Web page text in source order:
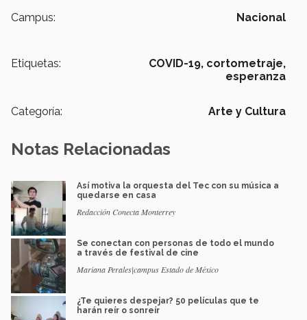
Campus: Nacional
Etiquetas: COVID-19, cortometraje,
esperanza
Categoría: Arte y Cultura
Notas Relacionadas
Así motiva la orquesta del Tec con su música a
quedarse en casa
Redacción Conecta Monterrey
Se conectan con personas de todo el mundo
a través de festival de cine
Mariana Perales|campus Estado de México
¿Te quieres despejar? 50 películas que te
harán reír o sonreír